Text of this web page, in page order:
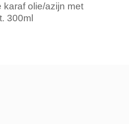
karaf olie/azijn met
300ml